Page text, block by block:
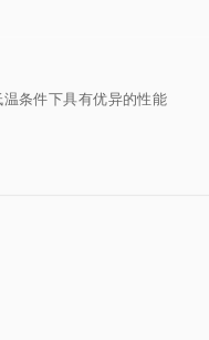
条件下具有优异的性能